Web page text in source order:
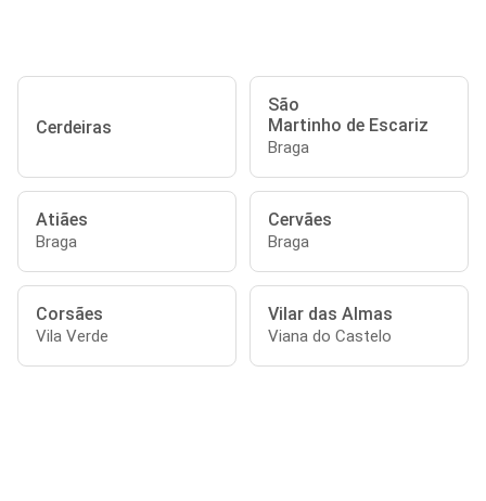
Cerdeiras
São
Martinho de Escariz
Braga
Atiães
Braga
Cervães
Braga
Corsães
Vila Verde
Vilar das Almas
Viana do Castelo